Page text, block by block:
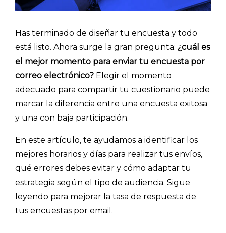
Has terminado de diseñar tu encuesta y todo
está listo. Ahora surge la gran pregunta: ¿cuál es
el mejor momento para enviar tu encuesta por
correo electrónico? Elegir el momento
adecuado para compartir tu cuestionario puede
marcar la diferencia entre una encuesta exitosa
y una con baja participación.
En este artículo, te ayudamos a identificar los
mejores horarios y días para realizar tus envíos,
qué errores debes evitar y cómo adaptar tu
estrategia según el tipo de audiencia. Sigue
leyendo para mejorar la tasa de respuesta de
tus encuestas por email.